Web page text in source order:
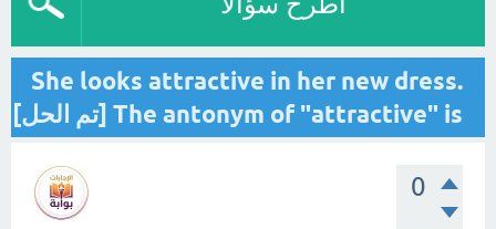
She looks attractive in her new dress.
The antonym of "attractive" is [تم الحل]
0